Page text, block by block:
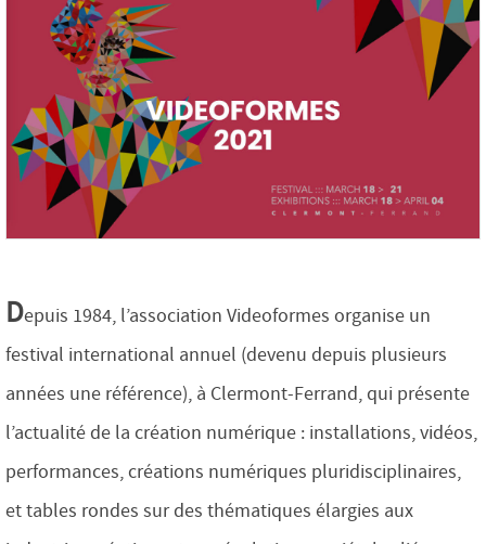
Depuis 1984, l’association Videoformes organise un
festival international annuel (devenu depuis plusieurs
années une référence), à Clermont-Ferrand, qui présente
l’actualité de la création numérique : installations, vidéos,
performances, créations numériques pluridisciplinaires,
et tables rondes sur des thématiques élargies aux